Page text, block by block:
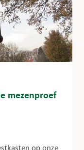
mezenproef
op onze